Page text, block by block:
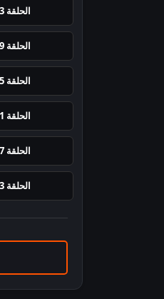
الحلقة 63
الحلقة 59
الحلقة 55
الحلقة 51
الحلقة 47
الحلقة 43